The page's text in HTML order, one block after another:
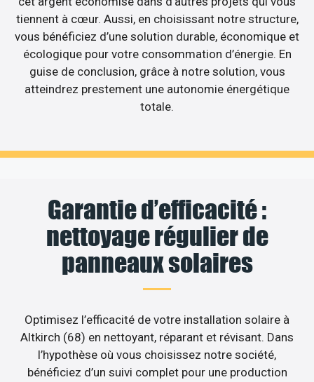
tiennent à cœur. Aussi, en choisissant notre structure,
vous bénéficiez d’une solution durable, économique et
écologique pour votre consommation d’énergie. En
guise de conclusion, grâce à notre solution, vous
atteindrez prestement une autonomie énergétique
totale.
Garantie d’efficacité :
nettoyage régulier de
panneaux solaires
Optimisez l’efficacité de votre installation solaire à
Altkirch (68) en nettoyant, réparant et révisant. Dans
l’hypothèse où vous choisissez notre société,
bénéficiez d’un suivi complet pour une production